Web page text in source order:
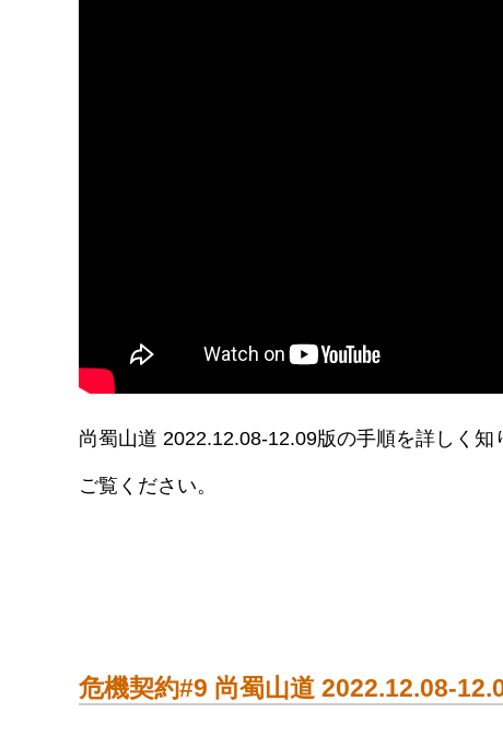
尚蜀山道 2022.12.08-12.09版の手順を詳しく
ご覧ください。
危機契約#9 尚蜀山道 2022.12.08-